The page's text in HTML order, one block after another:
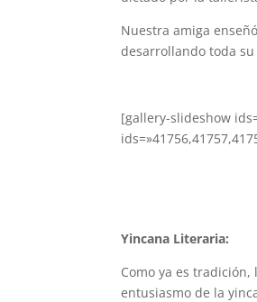
Nuestra amiga
desarrollando toda
[gallery-slideshow
Yincana Literaria:
Como ya es
entusiasmo de la